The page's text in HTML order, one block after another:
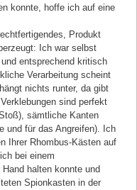
konnte, hoffe ich auf eine
Produkt
Ich war selbst
entsprechend kritisch
Verarbeitung scheint
nichts runter, da gibt
sind perfekt
sämtliche Kanten
und für das Angreifen). Ich
Ihrer Rhombus-Kästen auf
bei einem
halten konnte und
Spionkasten in der